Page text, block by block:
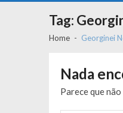
Tag:
Home Georginei
Nada
Parece que